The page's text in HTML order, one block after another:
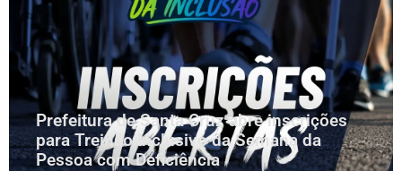
Prefeitura de Santa Cruz abre inscrições
para Treinão Inclusivo da Semana da
Pessoa com Deficiência